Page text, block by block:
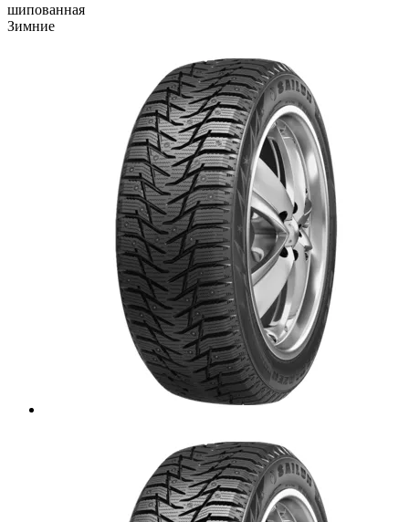
шипованная
Зимние